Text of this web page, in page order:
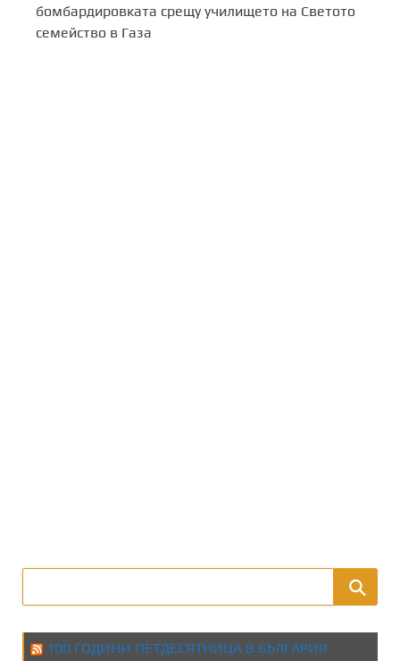
бомбардировката срещу училището на Светото
семейство в Газа
100 ГОДИНИ ПЕТДЕСЯТНИЦА В БЪЛГАРИЯ